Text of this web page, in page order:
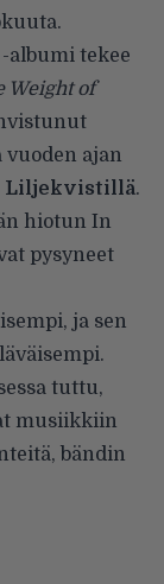
albumi tekee
Weight of
ajan
Liljekvistillä.
hiotun In
pysyneet
ja sen
tuttu,
musiikkiin
bändin